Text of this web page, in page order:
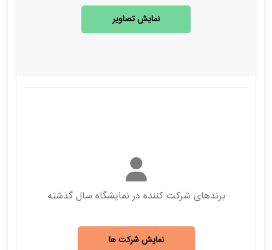
نمایش تصاویر
برندهای شرکت کننده در نمایشگاه سال گذشته
نمایش شرکت ها